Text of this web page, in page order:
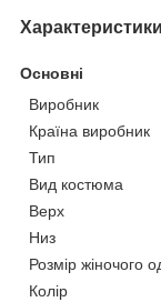
Характеристики
Основні
Виробник
Країна виробник
Тип
Вид костюма
Верх
Низ
Розмір жіночого
Колір